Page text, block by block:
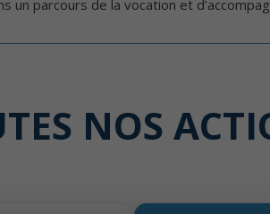
un parcours de la vocation et
NOS